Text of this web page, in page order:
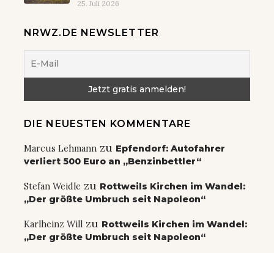
25. Juli 2026
NRWZ.DE NEWSLETTER
DIE NEUESTEN KOMMENTARE
Marcus Lehmann zu Epfendorf: Autofahrer
verliert 500 Euro an „Benzinbettler“
Stefan Weidle zu Rottweils Kirchen im Wandel:
„Der größte Umbruch seit Napoleon“
Karlheinz Will zu Rottweils Kirchen im Wandel:
„Der größte Umbruch seit Napoleon“